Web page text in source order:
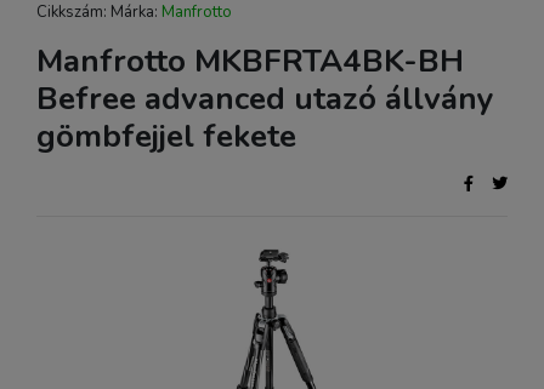
Cikkszám: Márka: Manfrotto
Manfrotto MKBFRTA4BK-BH
Befree advanced utazó állvány
gömbfejjel fekete